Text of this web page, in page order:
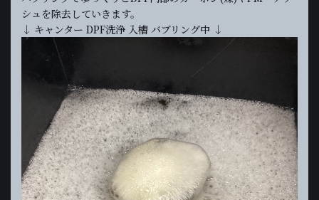
シュを除去していきます。
↓ キャンター DPF洗浄 入槽 バブリング中 ↓